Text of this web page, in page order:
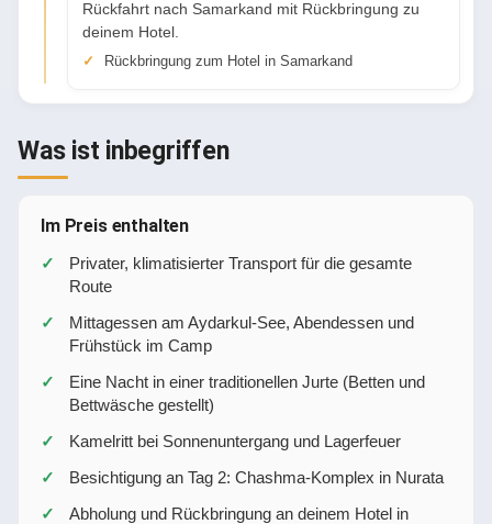
Rückfahrt nach Samarkand mit Rückbringung zu
deinem Hotel.
Rückbringung zum Hotel in Samarkand
Was ist inbegriffen
Im Preis enthalten
Privater, klimatisierter Transport für die gesamte
Route
Mittagessen am Aydarkul-See, Abendessen und
Frühstück im Camp
Eine Nacht in einer traditionellen Jurte (Betten und
Bettwäsche gestellt)
Kamelritt bei Sonnenuntergang und Lagerfeuer
Besichtigung an Tag 2: Chashma-Komplex in Nurata
Abholung und Rückbringung an deinem Hotel in